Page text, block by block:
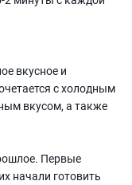
вкусное и
с холодным
вкусом, а также
Первые
начали готовить